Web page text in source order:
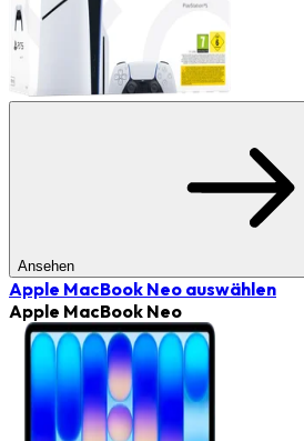
Ansehen
Apple MacBook Neo auswählen
Apple MacBook Neo